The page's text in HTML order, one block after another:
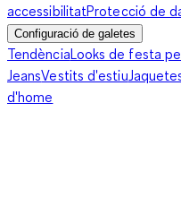
accessibilitatProtecció de
Configuració de galetes
TendènciaLooks de festa
JeansVestits d'estiu
d'home